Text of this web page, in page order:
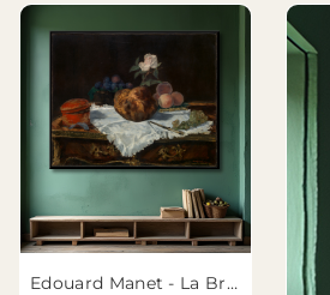
Edouard Manet - La Brioche